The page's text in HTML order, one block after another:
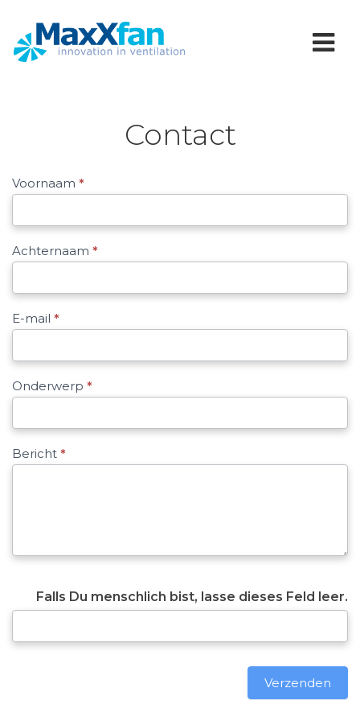
Contact
Contact
Voornaam *
Achternaam *
E-mail *
Onderwerp *
Bericht *
Falls Du menschlich bist, lasse dieses Feld leer.
Verzenden